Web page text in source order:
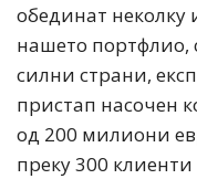
обединат
нашето портфлио,
силни страни,
пристап насочен
од 200 милиони
преку 300